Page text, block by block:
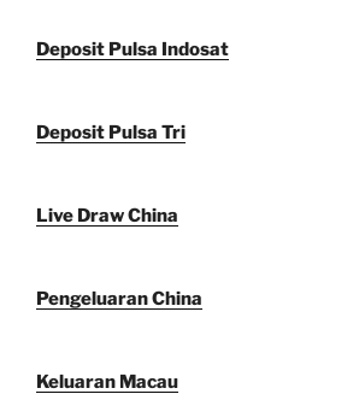
Deposit Pulsa Indosat
Deposit Pulsa Tri
Live Draw China
Pengeluaran China
Keluaran Macau